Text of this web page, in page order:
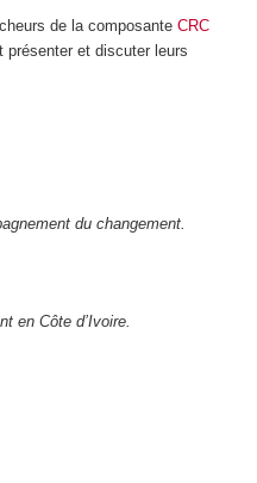
de la composanteCRC
présenter et discuter leurs
du changement.
en Côte d’Ivoire.